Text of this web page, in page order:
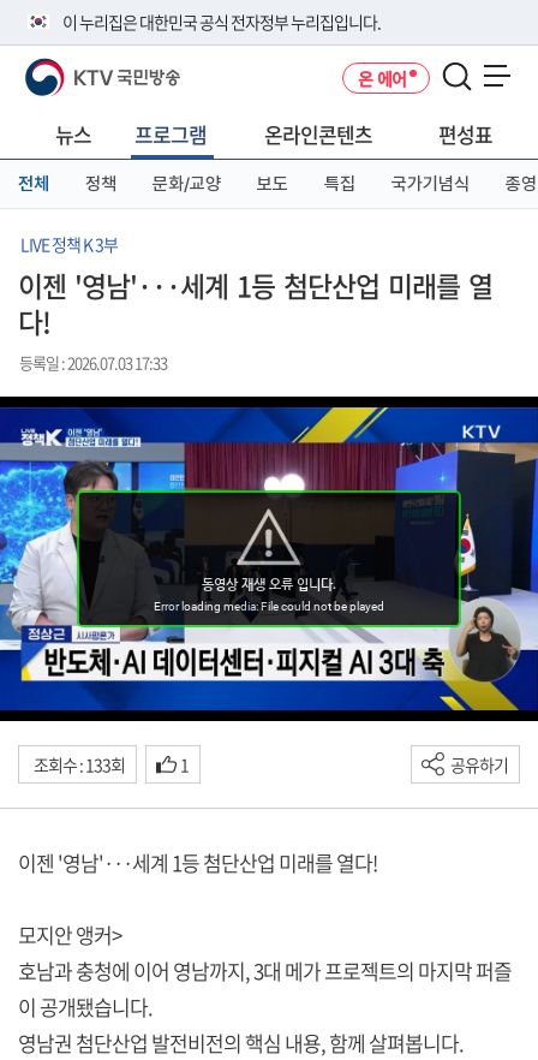
이 누리집은 대한민국 공식 전자정부 누리집입니다.
공식 누리집 주소 확인하기
니다.
이밖에 or.kr 또는 .kr등 다른 도메인 주소를 사용하고 있다면 아래 URL에
서 도메인 주소를 확인해 보세요
KTV 국민방송 온 에어
뉴스 프로그램 온라인콘텐츠 편성표
전체 정책 문화/교양 보도 특집 국가기념식 종영
LIVE 정책 K 3부
이젠 '영남'···세계 1등 첨단산업 미래를 열
다!
등록일 : 2026.07.03 17:33
조회수 : 133회 1 공유하기
이젠 '영남'···세계 1등 첨단산업 미래를 열다!
모지안 앵커>
호남과 충청에 이어 영남까지, 3대 메가 프로젝트의 마지막 퍼즐
이 공개됐습니다.
영남권 첨단산업 발전비전의 핵심 내용, 함께 살펴봅니다.